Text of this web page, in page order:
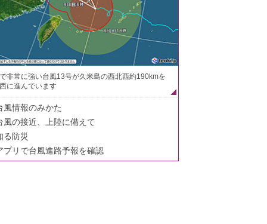
非常に強い台風13号が久米島の西北西約190kmを
に進んでいます
風情報のみかた
風の接近、上陸に備えて
る防災
プリで台風進路予報を確認